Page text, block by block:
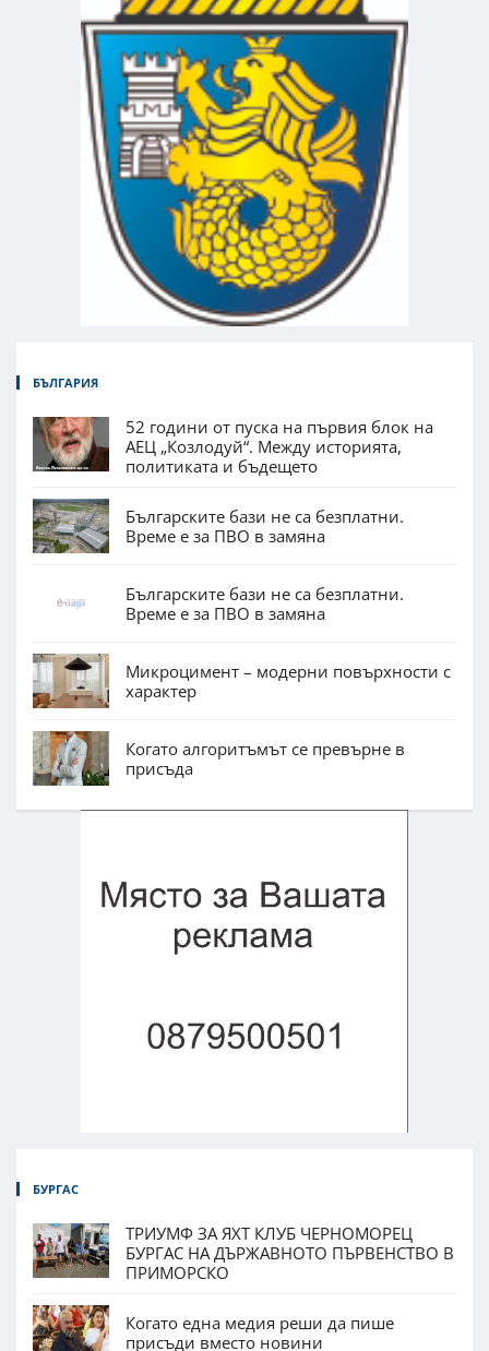
БЪЛГАРИЯ
52 години от пуска на първия блок на
АЕЦ „Козлодуй“. Между историята,
политиката и бъдещето
Българските бази не са безплатни.
Време е за ПВО в замяна
Българските бази не са безплатни.
Време е за ПВО в замяна
Микроцимент – модерни повърхности с
характер
Когато алгоритъмът се превърне в
присъда
БУРГАС
ТРИУМФ ЗА ЯХТ КЛУБ ЧЕРНОМОРЕЦ
БУРГАС НА ДЪРЖАВНОТО ПЪРВЕНСТВО В
ПРИМОРСКО
Когато една медия реши да пише
присъди вместо новини